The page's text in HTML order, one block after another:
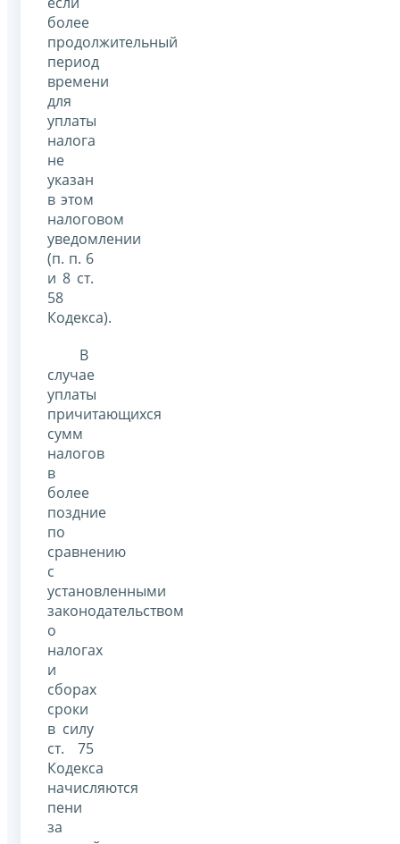
более
продолжительный
период
времени
для
уплаты
налога
не
указан
в этом
налоговом
уведомлении
(п. п. 6
и 8 ст.
58
Кодекса).
В
случае
уплаты
причитающихся
сумм
налогов
в
более
поздние
по
сравнению
с
установленными
законодательством
о
налогах
и
сборах
сроки
в силу
ст. 75
Кодекса
начисляются
пени
за